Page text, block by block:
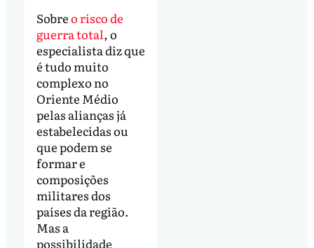
Sobreo risco de
guerra total, o
especialista diz que
é tudo muito
complexo no
Oriente Médio
pelas alianças já
estabelecidas ou
que podem se
formar e
composições
militares dos
países da região.
Mas a
possibilidade